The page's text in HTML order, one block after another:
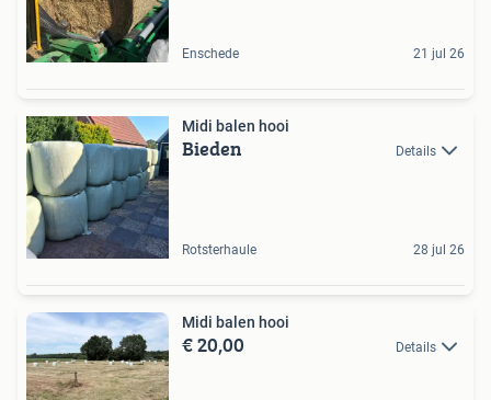
Enschede 21 jul 26
Midi balen hooi
Bieden Details
Rotsterhaule 28 jul 26
Midi balen hooi
€ 20,00 Details